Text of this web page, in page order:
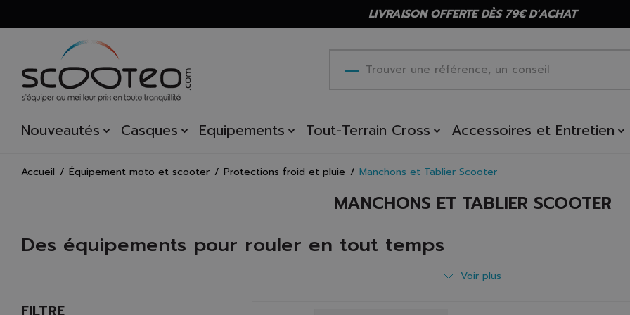
LIVRAISON OFFERTE DÈS 79€ D'ACHAT
Nouveautés Casques Equipements Tout-Terrain Cross Accessoires et Entretien
Accueil Équipement moto et scooter Protections froid et pluie Manchons et Tablier Scooter
MANCHONS ET TABLIER SCOOTER
Des équipements pour rouler en tout temps
le froid et encore moins les projections qui viennent du sol ne vous dérangeront. Consultez notre sélection et équipez-vous
Découvrez les différents modèles de manchons mais aussi les tabliers compatibles avec votre scooter sur Scooteo.
Voir plus
FILTRE